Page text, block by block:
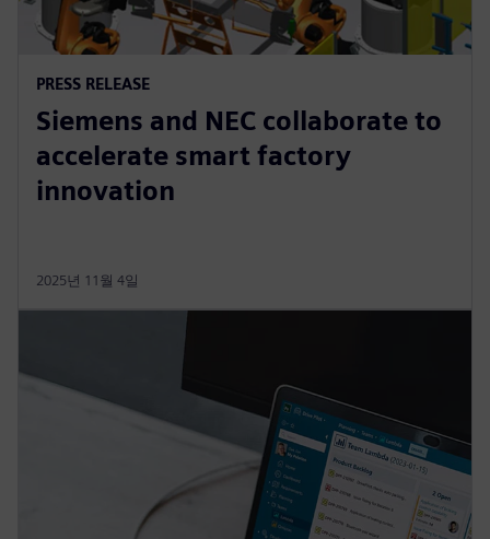
PRESS RELEASE
Siemens and NEC collaborate to
accelerate smart factory
innovation
2025년 11월 4일